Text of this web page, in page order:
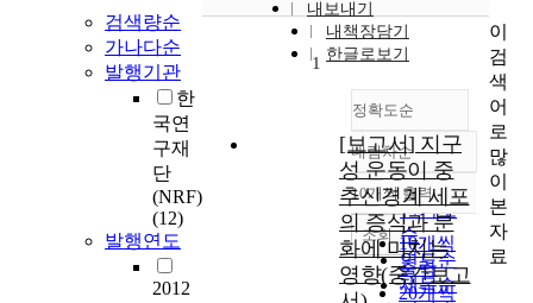
검색량순
가나다순
발행기관
한
국연
구재
단
(NRF)
(12)
발행연도
2012
내보내기
내책장담기
한글로보기
정확도순
정확도
순
인기도
순
연도순
제목순
내림차순
내림차순
10개씩 출력
10개씩
출력
20개씩
조회
1
[보고서] 지구
성 운동이 중
추신경계 세포
의 증식과 분
화에 미치는
영향(중간보고
이
검
색
어
로
많
이
본
자
료